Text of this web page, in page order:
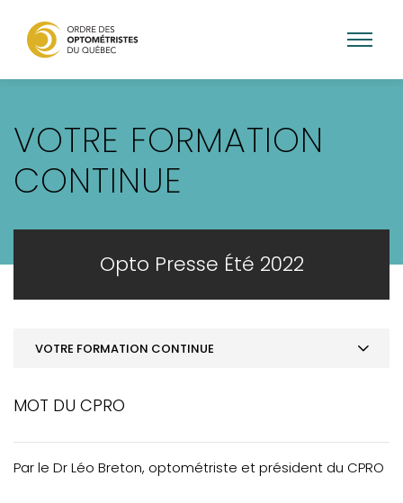
contenu
VOTRE FORMATION
CONTINUE
Opto Presse Été 2022
VOTRE FORMATION CONTINUE
ACTUALITÉS
MOT DU CPRO
Par le Dr Léo Breton, optométriste et président du CPRO